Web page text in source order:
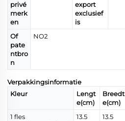
privé
merk
en
export
exclusief
is
Of
pate
ntbro
n
NO2
Verpakkingsinformatie
Kleur
Lengt
e(cm)
Breedt
e(cm)
1 fles
13.5 13.5